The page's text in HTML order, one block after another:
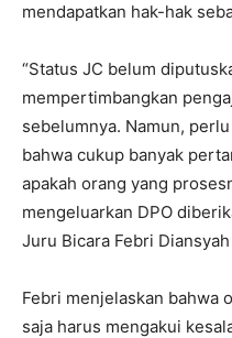
mendapatkan hak-hak
“Status JC belum
mempertimbangkan
sebelumnya. Namun,
bahwa cukup banyak
apakah orang yang
mengeluarkan DPO
Juru Bicara Febri
Febri menjelaskan bahwa
saja harus mengakui